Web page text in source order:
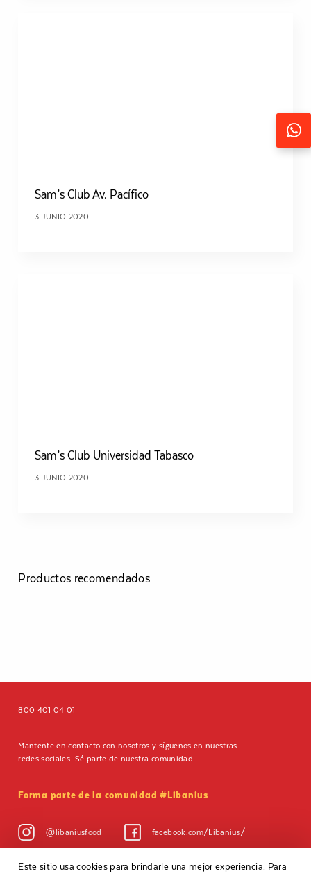
Este sitio usa cookies para brindarle una mejor experiencia. Para
Sam’s Club Av. Pacífico
3 JUNIO 2020
Sam’s Club Universidad Tabasco
3 JUNIO 2020
Productos recomendados
800 401 04 01
Mantente en contacto con nosotros y síguenos en nuestras
redes sociales. Sé parte de nuestra comunidad.
Forma parte de la comunidad #Libanius
@libaniusfood facebook.com/Libanius/